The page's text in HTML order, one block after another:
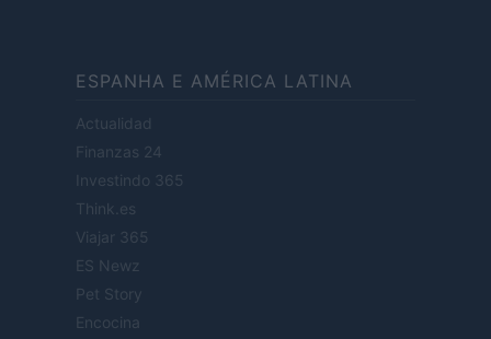
ESPANHA E AMÉRICA LATINA
Actualidad
Finanzas 24
Investindo 365
Think.es
Viajar 365
ES Newz
Pet Story
Encocina